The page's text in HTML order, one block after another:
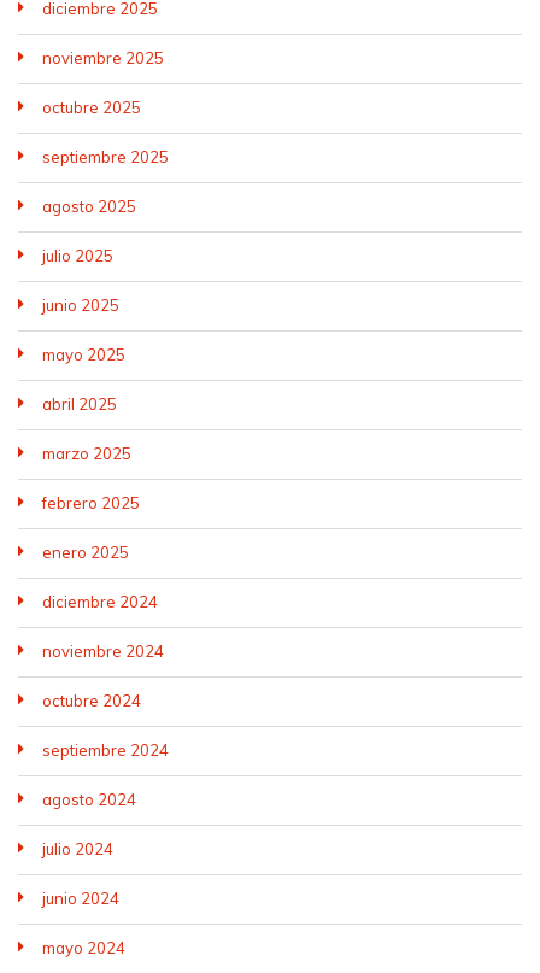
diciembre 2025
noviembre 2025
octubre 2025
septiembre 2025
agosto 2025
julio 2025
junio 2025
mayo 2025
abril 2025
marzo 2025
febrero 2025
enero 2025
diciembre 2024
noviembre 2024
octubre 2024
septiembre 2024
agosto 2024
julio 2024
junio 2024
mayo 2024